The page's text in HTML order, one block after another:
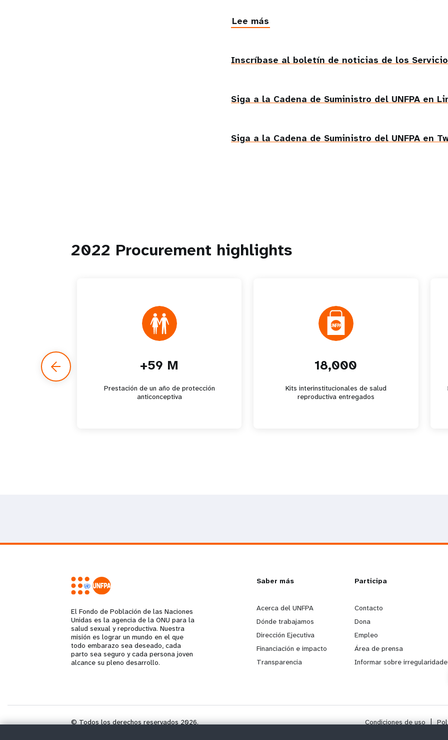
Lee más
follow
Inscríbase al boletín de noticias de los
Siga a la Cadena de Suministro del UNFPA en
Siga a la Cadena de Suministro del UNFPA en
2022 Procurement highlights
+59 M
Prestación de un año de protección
anticonceptiva
18,000
Kits interinstitucionales de salud
reproductiva entregados
El Fondo de Población de las Naciones
Unidas es la agencia de la ONU para la
salud sexual y reproductiva. Nuestra
misión es lograr un mundo en el que
todo embarazo sea deseado, cada
parto sea seguro y cada persona joven
alcance su pleno desarrollo.
L
e
a
r
m
Saber más
Acerca del UNFPA
Dónde trabajamos
Dirección Ejecutiva
Financiación e impacto
Transparencia
G
o
b
e
o
Participa
Contacto
Dona
Empleo
Área de prensa
Informar sobre
© Todos los derechos reservados 2026. Condiciones de uso |